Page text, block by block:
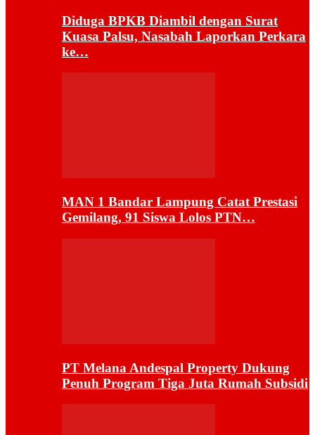
Diduga BPKB Diambil dengan Surat
Kuasa Palsu, Nasabah Laporkan Perkara
ke…
MAN 1 Bandar Lampung Catat Prestasi
Gemilang, 91 Siswa Lolos PTN…
PT Melana Andespal Property Dukung
Penuh Program Tiga Juta Rumah Subsidi